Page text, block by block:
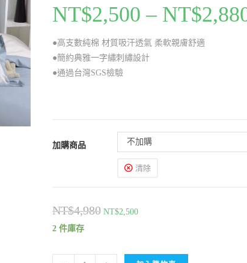
NT$2,500 – NT$
●高支數純棉 材質吸汗透氣 柔軟親膚舒適
●簡約典雅一字繡刺繡設計
●通過台灣SGS檢驗
加購商品 不加購
清除
NT$4,980 NT$2,500
2 件庫存